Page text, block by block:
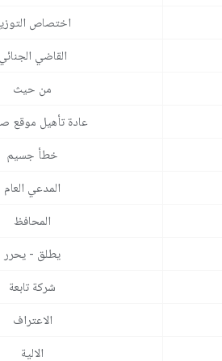
اختصاص
القاضي الجنائي
من حيث
عادة تأهيل موقع
خطأ جسيم
المدعي العام
المحافظ
يطلق - يحرر
شركة تابعة
الاعتراف
الالية